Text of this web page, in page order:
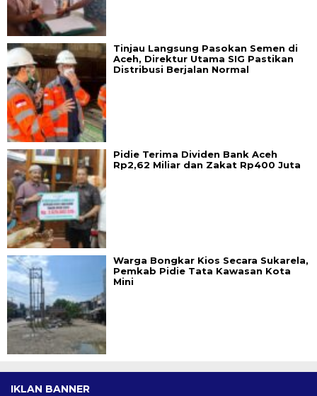
Tinjau Langsung Pasokan Semen di
Aceh, Direktur Utama SIG Pastikan
Distribusi Berjalan Normal
Pidie Terima Dividen Bank Aceh
Rp2,62 Miliar dan Zakat Rp400 Juta
Warga Bongkar Kios Secara Sukarela,
Pemkab Pidie Tata Kawasan Kota
Mini
IKLAN BANNER